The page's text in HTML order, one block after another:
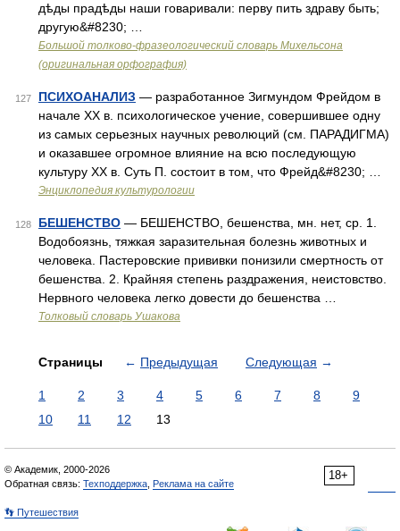
дѣды прадѣды наши говаривали: перву пить здраву быть;
другую&#8230; …
Большой толково-фразеологический словарь Михельсона
(оригинальная орфография)
127 ПСИХОАНАЛИЗ — разработанное Зигмундом Фрейдом в
начале ХХ в. психологическое учение, совершившее одну
из самых серьезных научных революций (см. ПАРАДИГМА)
и оказавшее огромное влияние на всю последующую
культуру ХХ в. Суть П. состоит в том, что Фрейд&#8230; …
Энциклопедия культурологии
128 БЕШЕНСТВО — БЕШЕНСТВО, бешенства, мн. нет, ср. 1.
Водобоязнь, тяжкая заразительная болезнь животных и
человека. Пастеровские прививки понизили смертность от
бешенства. 2. Крайняя степень раздражения, неистовство.
Нервного человека легко довести до бешенства …
Толковый словарь Ушакова
Страницы ← Предыдущая Следующая →
1 2 3 4 5 6 7 8
9
10
11 12 13
18+
© Академик, 2000-2026
Обратная связь: Техподдержка Реклама на сайте
👣 Путешествия